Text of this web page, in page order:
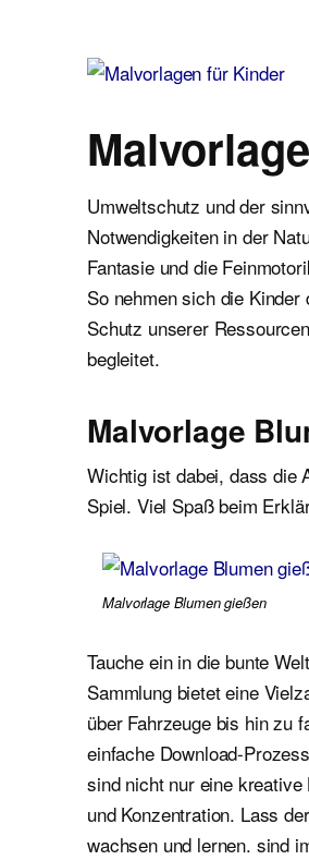
Umweltschutz und der
Notwendigkeiten in der
Fantasie und die
So nehmen sich die
Schutz unserer
begleitet.
Malvorlage
Wichtig ist dabei, dass die
Spiel. Viel Spaß beim
Malvorlage Blumen gießen
Tauche ein in die bunte
Sammlung bietet eine
über Fahrzeuge bis hin zu
einfache Download-
sind nicht nur eine
und Konzentration. Lass
wachsen und lernen. sind